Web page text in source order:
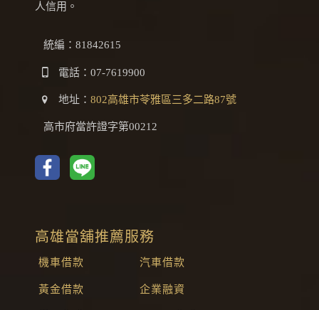
人信用。
統編：81842615
電話： 07-7619900
地址： 802高雄市苓雅區三多二路87號
高市府當許證字第00212
高雄當舖推薦服務
機車借款 汽車借款
黃金借款 企業融資